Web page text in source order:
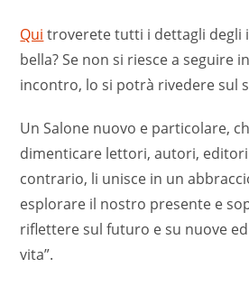
Qui troverete tutti i dettagli degli
bella? Se non si riesce a seguire
incontro, lo si potrà rivedere sul
Un Salone nuovo e particolare,
dimenticare lettori, autori, editori
contrario, li unisce in un
esplorare il nostro presente e
riflettere sul futuro e su nuove
vita”.